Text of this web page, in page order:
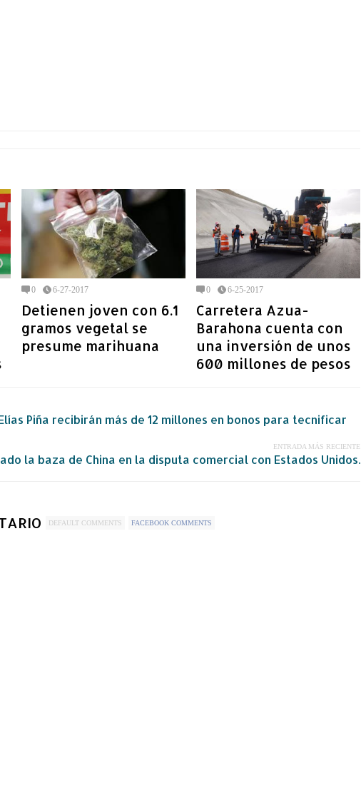
0 6-27-2017
Detienen joven con 6.1
gramos vegetal se
presume marihuana
0 6-25-2017
Carretera Azua-
Barahona cuenta con
una inversión de unos
600 millones de pesos
Piña recibirán más de 12 millones en bonos para tecnificar
ENTRADA MÁS RECIENTE
la baza de China en la disputa comercial con Estados Unidos.
DEFAULT COMMENTS FACEBOOK COMMENTS